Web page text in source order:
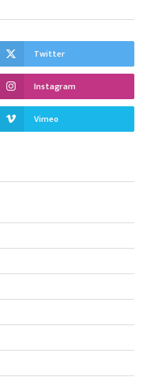
Twitter
Instagram
Vimeo